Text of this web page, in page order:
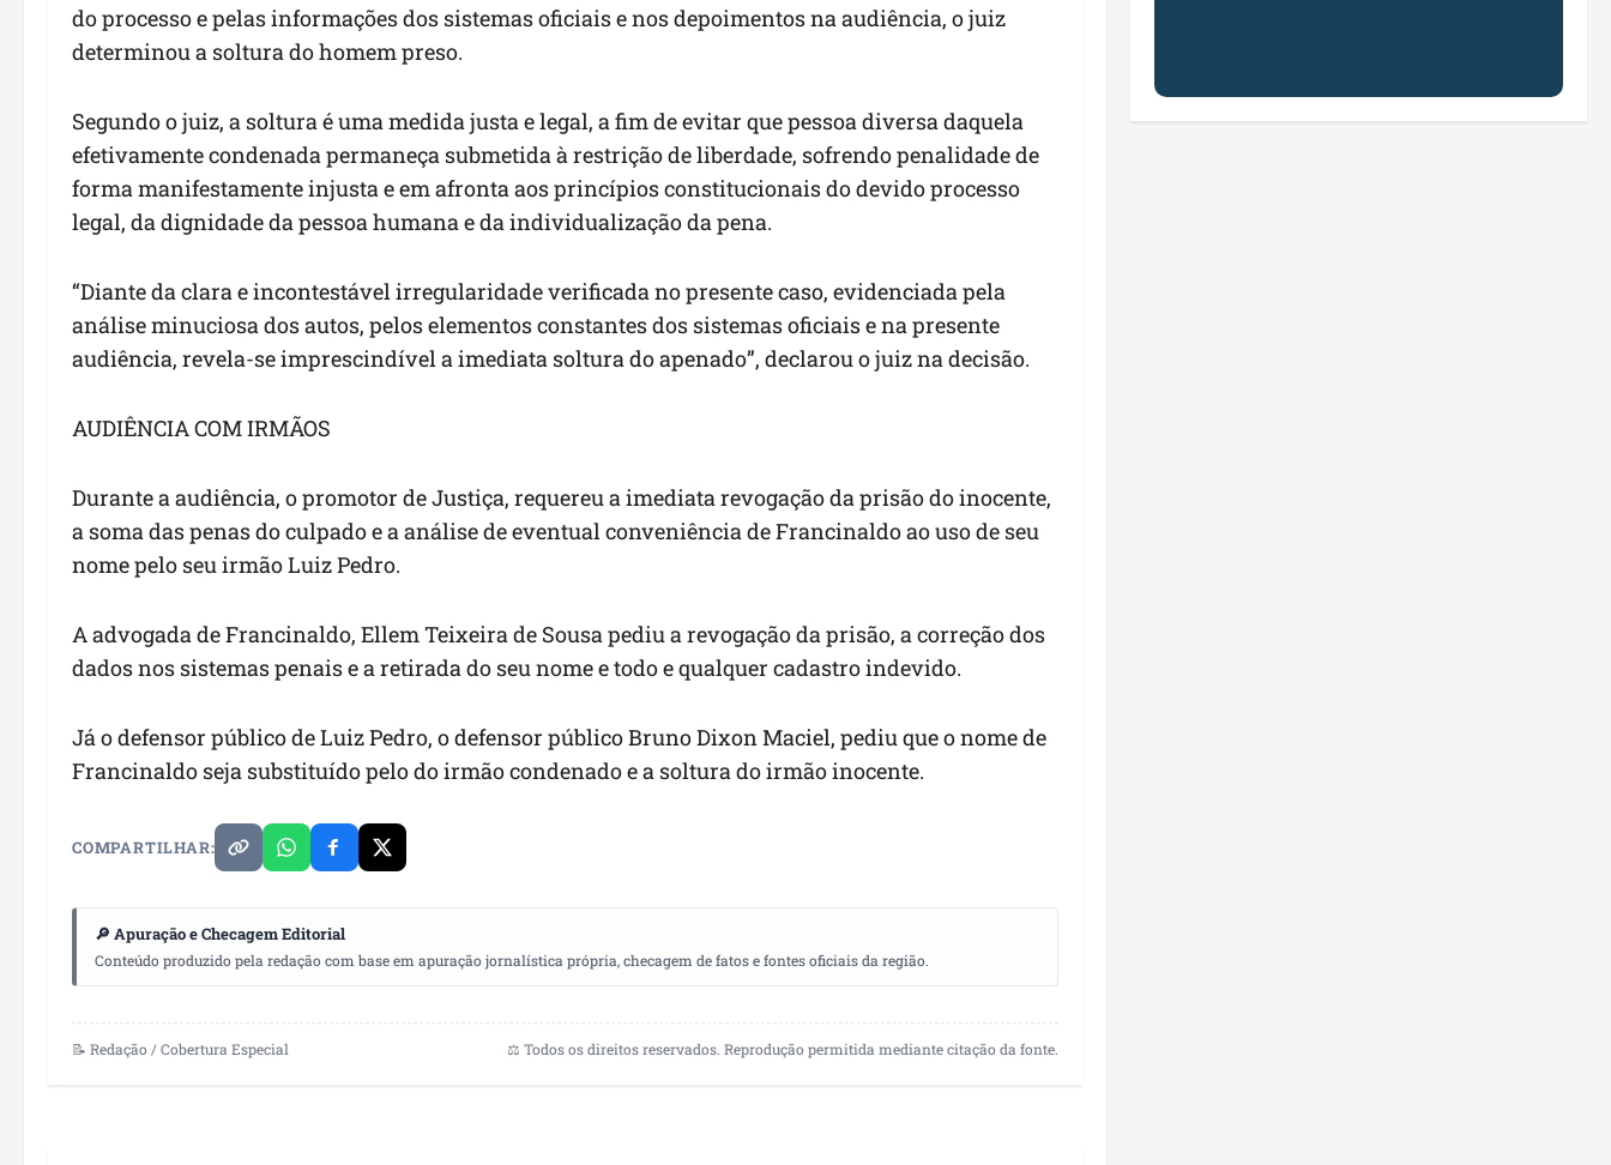
do processo e pelas informações dos sistemas oficiais e nos depoimentos na audiência, o juiz
determinou a soltura do homem preso.
Segundo o juiz, a soltura é uma medida justa e legal, a fim de evitar que pessoa diversa daquela
efetivamente condenada permaneça submetida à restrição de liberdade, sofrendo penalidade de
forma manifestamente injusta e em afronta aos princípios constitucionais do devido processo
legal, da dignidade da pessoa humana e da individualização da pena.
“Diante da clara e incontestável irregularidade verificada no presente caso, evidenciada pela
análise minuciosa dos autos, pelos elementos constantes dos sistemas oficiais e na presente
audiência, revela-se imprescindível a imediata soltura do apenado”, declarou o juiz na decisão.
AUDIÊNCIA COM IRMÃOS
Durante a audiência, o promotor de Justiça, requereu a imediata revogação da prisão do inocente,
a soma das penas do culpado e a análise de eventual conveniência de Francinaldo ao uso de seu
nome pelo seu irmão Luiz Pedro.
A advogada de Francinaldo, Ellem Teixeira de Sousa pediu a revogação da prisão, a correção dos
dados nos sistemas penais e a retirada do seu nome e todo e qualquer cadastro indevido.
Já o defensor público de Luiz Pedro, o defensor público Bruno Dixon Maciel, pediu que o nome de
Francinaldo seja substituído pelo do irmão condenado e a soltura do irmão inocente.
COMPARTILHAR:
🔎 Apuração e Checagem Editorial
Conteúdo produzido pela redação com base em apuração jornalística própria, checagem de fatos e fontes oficiais da região.
📝 Redação / Cobertura Especial ⚖️ Todos os direitos reservados. Reprodução permitida mediante citação da fonte.